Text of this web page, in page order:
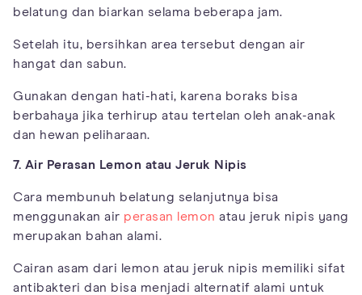
belatung dan biarkan selama beberapa jam.
Setelah itu, bersihkan area tersebut dengan air
hangat dan sabun.
Gunakan dengan hati-hati, karena boraks bisa
berbahaya jika terhirup atau tertelan oleh anak-anak
dan hewan peliharaan.
7. Air Perasan Lemon atau Jeruk Nipis
Cara membunuh belatung selanjutnya bisa
menggunakan air perasan lemon atau jeruk nipis yang
merupakan bahan alami.
Cairan asam dari lemon atau jeruk nipis memiliki sifat
antibakteri dan bisa menjadi alternatif alami untuk